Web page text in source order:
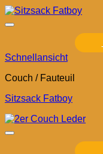
Schnellansicht
Couch / Fauteuil
Sitzsack Fatboy